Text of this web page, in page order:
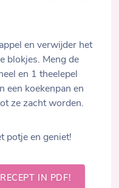
en verwijder het
blokjes. Meng de
en 1 theelepel
een koekenpan en
ze zacht worden.
potje en geniet!
IN PDF!